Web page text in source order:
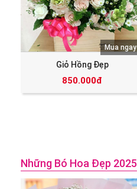
Giỏ Hồng Đẹp
850.000đ
Mua ngay
Những Bó Hoa Đẹp 2025